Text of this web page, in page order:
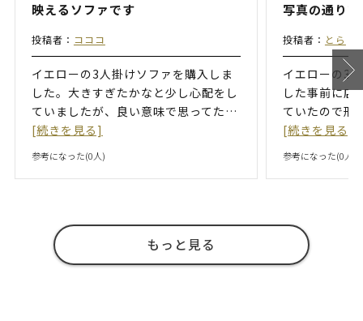
映えるソファです
投稿者： コココ
イエローの3人掛けソファを購入しま
した。大きすぎたかなと少し心配をし
ていましたが、良い意味で思ってた…
[続きを見る]
参考になった(0人)
写真の通り
投稿者： とら
イエローの3
した事前に店
ていたので形
[続きを見る]
参考になった(0人)
もっと見る